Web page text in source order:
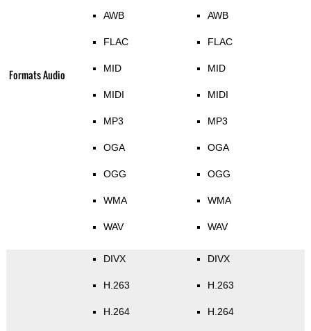
Formats Audio
AWB
FLAC
MID
MIDI
MP3
OGA
OGG
WMA
WAV
AWB
FLAC
MID
MIDI
MP3
OGA
OGG
WMA
WAV
DIVX
H.263
H.264
DIVX
H.263
H.264